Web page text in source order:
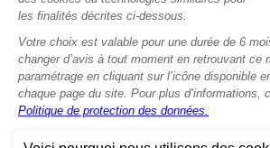
Seniors
Handicaps
© 2015 - 2026VIVASERVICES
Modifier vos préférences en matière